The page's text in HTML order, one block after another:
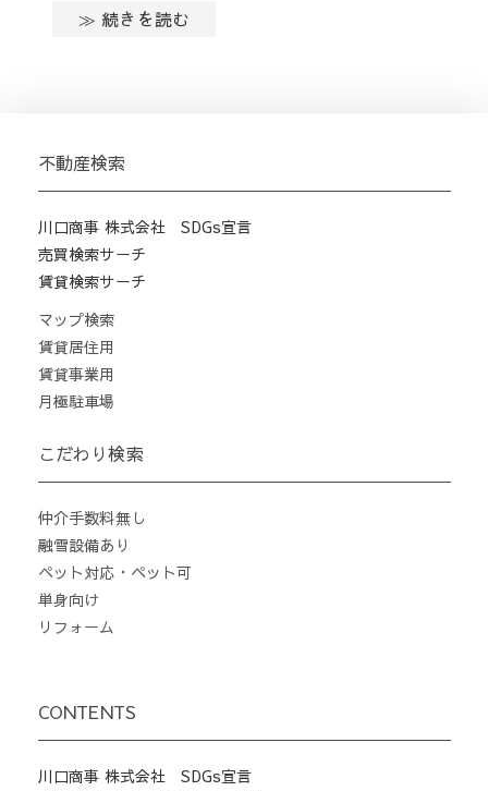
≫ 続きを読む
不動産検索
川口商事 株式会社 SDGs宣言
売買検索サーチ
賃貸検索サーチ
マップ検索
賃貸居住用
賃貸事業用
月極駐車場
こだわり検索
仲介手数料無し
融雪設備あり
ペット対応・ペット可
単身向け
リフォーム
CONTENTS
川口商事 株式会社 SDGs宣言